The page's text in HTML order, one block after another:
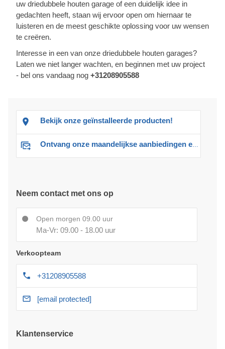
uw driedubbele houten garage of een duidelijk idee in
gedachten heeft, staan wij ervoor open om hiernaar te
luisteren en de meest geschikte oplossing voor uw wensen
te creëren.
Interesse in een van onze driedubbele houten garages?
Laten we niet langer wachten, en beginnen met uw project
- bel ons vandaag nog +31208905588
Bekijk onze geïnstalleerde producten!
Ontvang onze maandelijkse aanbiedingen en advies
Neem contact met ons op
Open morgen 09.00 uur
Ma-Vr: 09.00 - 18.00 uur
Verkoopteam
+31208905588
[email protected]
Klantenservice